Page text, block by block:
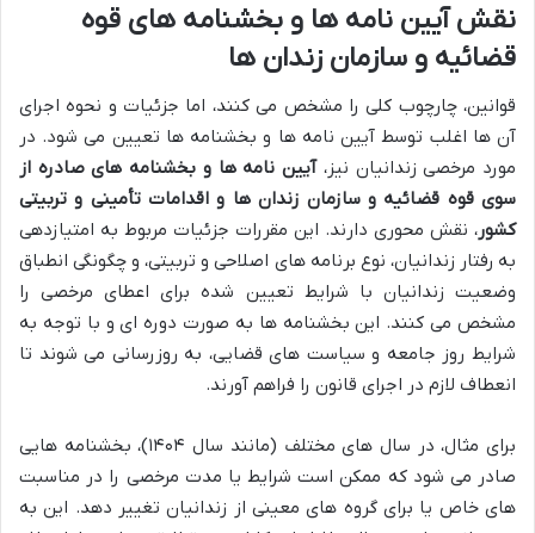
نقش آیین نامه ها و بخشنامه های قوه
قضائیه و سازمان زندان ها
قوانین، چارچوب کلی را مشخص می کنند، اما جزئیات و نحوه اجرای
آن ها اغلب توسط آیین نامه ها و بخشنامه ها تعیین می شود. در
مورد مرخصی زندانیان نیز،آیین نامه ها و بخشنامه های صادره از
سوی قوه قضائیه و سازمان زندان ها و اقدامات تأمینی و تربیتی
کشور، نقش محوری دارند. این مقررات جزئیات مربوط به امتیازدهی
به رفتار زندانیان، نوع برنامه های اصلاحی و تربیتی، و چگونگی انطباق
وضعیت زندانیان با شرایط تعیین شده برای اعطای مرخصی را
مشخص می کنند. این بخشنامه ها به صورت دوره ای و با توجه به
شرایط روز جامعه و سیاست های قضایی، به روزرسانی می شوند تا
انعطاف لازم در اجرای قانون را فراهم آورند.
برای مثال، در سال های مختلف (مانند سال ۱۴۰۴)، بخشنامه هایی
صادر می شود که ممکن است شرایط یا مدت مرخصی را در مناسبت
های خاص یا برای گروه های معینی از زندانیان تغییر دهد. این به